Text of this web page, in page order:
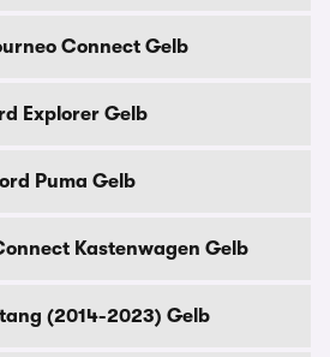
Connect Gelb
Explorer Gelb
Puma Gelb
Kastenwagen Gelb
(2014-2023) Gelb